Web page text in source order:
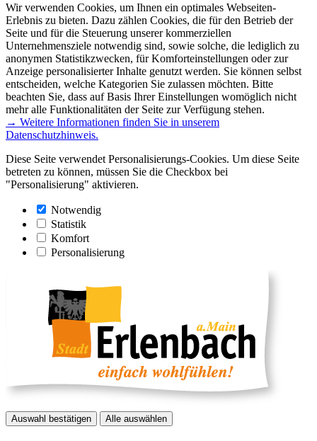
Wir verwenden Cookies, um Ihnen ein optimales Webseiten-
Erlebnis zu bieten. Dazu zählen Cookies, die für den Betrieb der
Seite und für die Steuerung unserer kommerziellen
Unternehmensziele notwendig sind, sowie solche, die lediglich zu
anonymen Statistikzwecken, für Komforteinstellungen oder zur
Anzeige personalisierter Inhalte genutzt werden. Sie können selbst
entscheiden, welche Kategorien Sie zulassen möchten. Bitte
beachten Sie, dass auf Basis Ihrer Einstellungen womöglich nicht
mehr alle Funktionalitäten der Seite zur Verfügung stehen.
→ Weitere Informationen finden Sie in unserem
Datenschutzhinweis.
Diese Seite verwendet Personalisierungs-Cookies. Um diese Seite
betreten zu können, müssen Sie die Checkbox bei
"Personalisierung" aktivieren.
Notwendig
Statistik
Komfort
Personalisierung
Auswahl bestätigen Alle auswählen